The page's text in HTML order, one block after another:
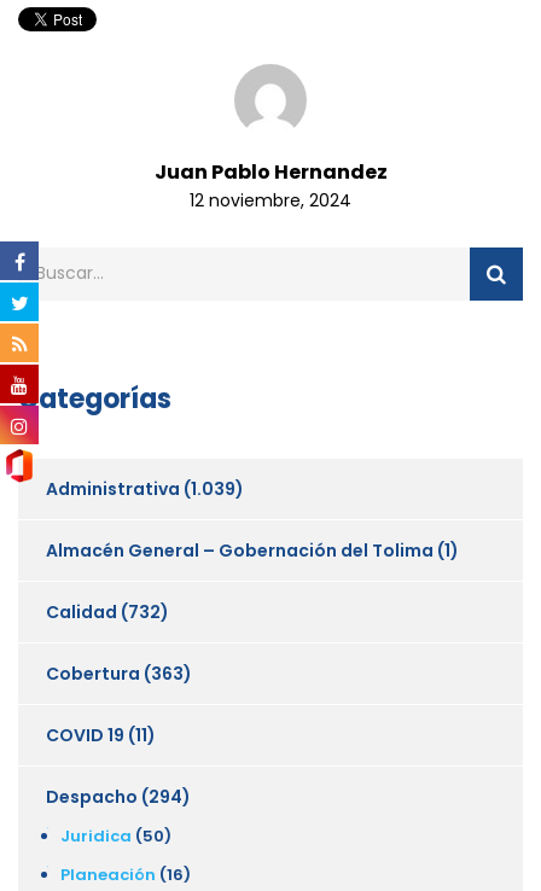
Juan Pablo Hernandez
12 noviembre, 2024
Categorías
Administrativa (1.039)
Almacén General – Gobernación del Tolima (1)
Calidad (732)
Cobertura (363)
COVID 19 (11)
Despacho (294)
Juridica (50)
Planeación (16)